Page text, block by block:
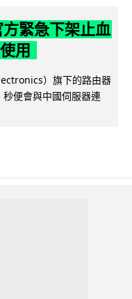
緊急下架止血
用
）旗下的路由器
便會與中國伺服器連